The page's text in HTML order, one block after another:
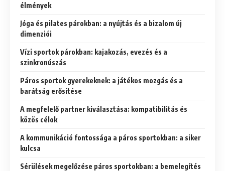
élmények
Jóga és pilates párokban: a nyújtás és a bizalom új
dimenziói
Vízi sportok párokban: kajakozás, evezés és a
szinkronúszás
Páros sportok gyerekeknek: a játékos mozgás és a
barátság erősítése
A megfelelő partner kiválasztása: kompatibilitás és
közös célok
A kommunikáció fontossága a páros sportokban: a siker
kulcsa
Sérülések megelőzése páros sportokban: a bemelegítés